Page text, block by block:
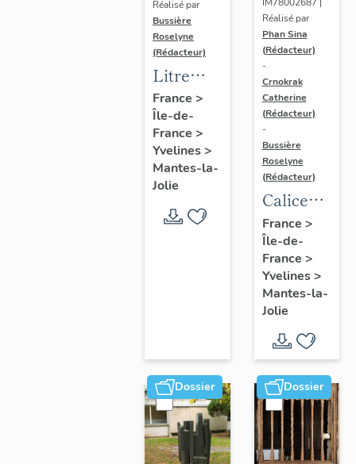
Réalisé par
Bussière
Roselyne
(Rédacteur)
Litre
funéraire
du
prince
de Conti
France >
Île-de-
France >
Yvelines>
Mantes-la-
Jolie
Réalisé par
Phan Sina
(Rédacteur)
-
Crnokrak
Catherine
(Rédacteur)
-
Bussière
Roselyne
(Rédacteur)
Calice
n°2 et sa
patène
France >
Île-de-
France >
Yvelines>
Mantes-la-
Jolie
Dossier Dossier